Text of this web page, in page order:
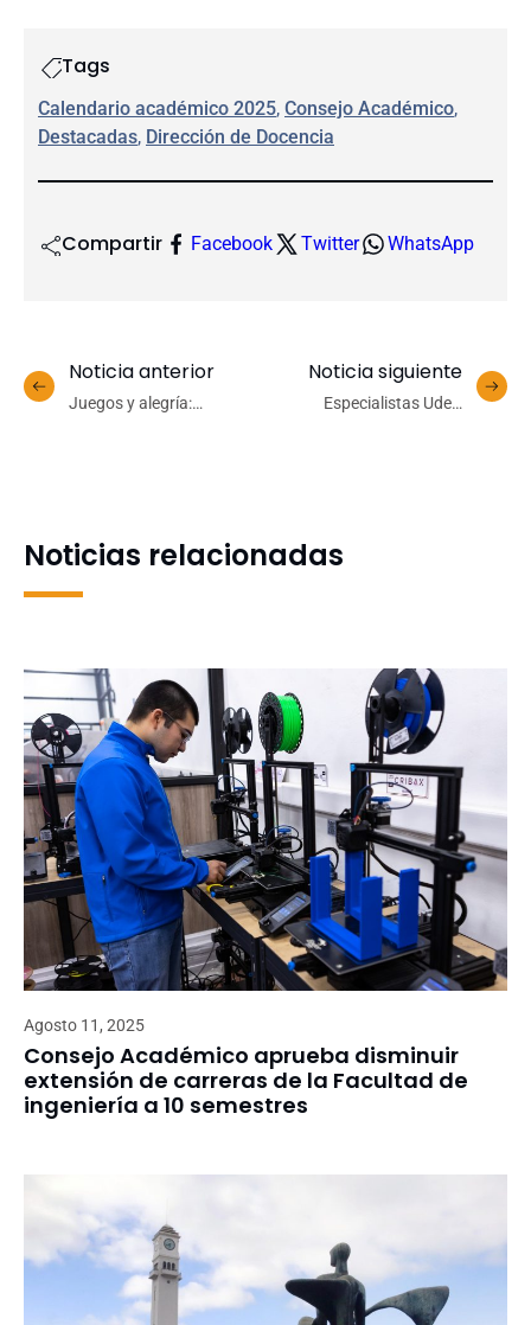
Tags
Calendario académico 2025, Consejo Académico
Destacadas, Dirección de Docencia
Compartir Facebook Twitter WhatsApp
Noticia anterior
Juegos y alegría:
Noticia siguiente
Especialistas UdeC
Noticias relacionadas
Agosto 11, 2025
Consejo Académico aprueba disminuir
extensión de carreras de la Facultad de
ingeniería a 10 semestres